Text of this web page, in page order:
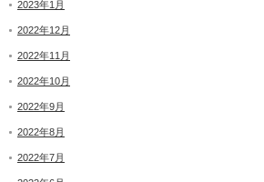
2023年1月
2022年12月
2022年11月
2022年10月
2022年9月
2022年8月
2022年7月